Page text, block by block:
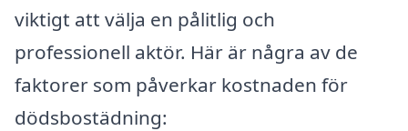
viktigt att välja en pålitlig och
professionell aktör. Här är några av de
faktorer som påverkar kostnaden för
dödsbostädning: